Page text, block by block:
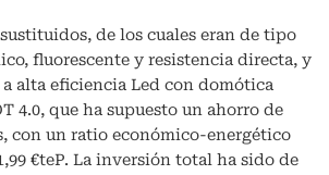
de los cuales eran de tipo
fluorescente y resistencia directa, y
a alta eficiencia Led con domótica
4.0, que ha supuesto un ahorro de
con un ratio económico-energético
€teP. La inversión total ha sido de